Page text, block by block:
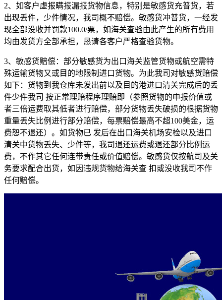
2、如客户虚报瞒报漏报货物信息，特别是敏感货充普货，若
出现丢件，少件情况，我司概不赔偿。敏感货冲普货，一经发
现全部没收并罚款100.0/票，如海关查验由此产生的所有费用
均由发货方全部承担，恳请各客户严格查验货物。
3、敏感货赔偿：部分敏感货为出口海关监管货物或航空需特
殊运输货物又或目的地限制进口货物。为此我司对敏感货赔偿
如下：货物到我仓库未发出前以及目的港进口清关完成后的丢
件少件我司 按正常理赔程序理赔即（参照货物的申报价值或
者三倍运费取其低者进行赔偿，部分货物丢失破损的根据货物
重量丢失比例进行部分赔偿，每票赔偿最高不超100美金，运
费恕不退还）。如货物已 发后在出口海关机场安检以及进口
清关中货物丢失、少件等，我司退还运费或退还部分比例运
费，不作其它任何连带责任或价值赔偿。敏感货仅按航司及关
务要求配合出货，如因违规货物给海关查 扣或没收我司不作
任何赔偿。